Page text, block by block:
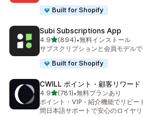
Built for Shopify
Subi Subscriptions App
4.95つ星中
(894)
合計レビュー数：894件
•無料インストール
サブスクリプションと会員モデルで
Built for Shopify
CWILL ポイント・顧客リワード
4.95つ星中
(781)
合計レビュー数：781件
•無料プランあり
ポイント・VIP・紹介機能でリピ
間日本語サポートで安心のロイヤリ